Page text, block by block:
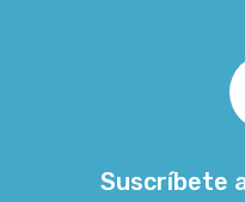
Suscríbete